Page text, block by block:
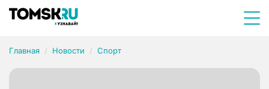
Главная Новости Спорт